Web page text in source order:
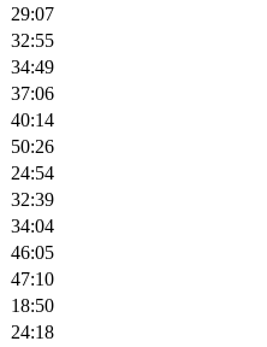
29:07
32:55
34:49
37:06
40:14
50:26
24:54
32:39
34:04
46:05
47:10
18:50
24:18